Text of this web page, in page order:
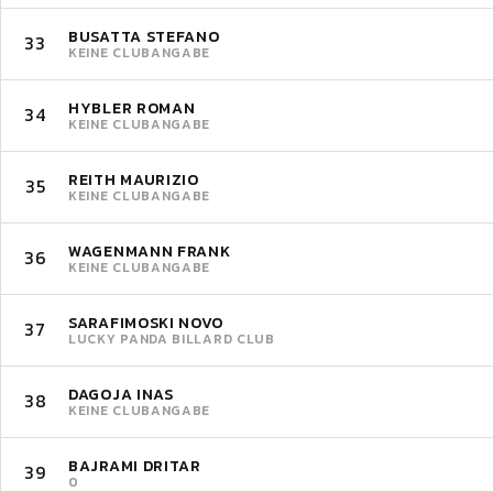
33 BUSATTA STEFANO
KEINE CLUBANGABE
34 HYBLER ROMAN
KEINE CLUBANGABE
35 REITH MAURIZIO
KEINE CLUBANGABE
36 WAGENMANN FRANK
KEINE CLUBANGABE
37 SARAFIMOSKI NOVO
LUCKY PANDA BILLARD CLUB
38 DAGOJA INAS
KEINE CLUBANGABE
39 BAJRAMI DRITAR
0